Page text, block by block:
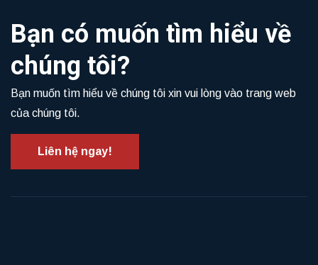
Bạn có muốn tìm hiểu về
chúng tôi?
Bạn muốn tìm hiểu về chúng tôi xin vui lòng vào trang web
của chúng tôi.
Liên hệ ngay!